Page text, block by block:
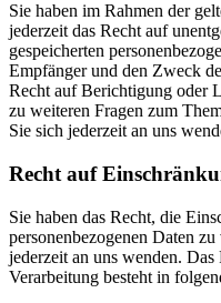
Sie haben im Rahmen der
jederzeit das Recht auf
gespeicherten
Empfänger und den Zweck
Recht auf Berichtigung oder
zu weiteren Fragen zum
Sie sich jederzeit an uns
Recht auf
Sie haben das Recht, die
personenbezogenen Daten
jederzeit an uns wenden.
Verarbeitung besteht in